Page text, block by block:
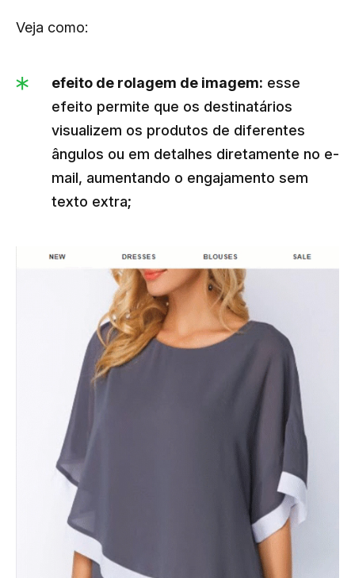
Veja como:
efeito de rolagem de imagem: esse
efeito permite que os destinatários
visualizem os produtos de diferentes
ângulos ou em detalhes diretamente no e-
mail, aumentando o engajamento sem
texto extra;